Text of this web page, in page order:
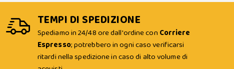
TEMPI DI SPEDIZIONE
Spediamo in 24/48 ore dall'ordine con Corriere
Espresso; potrebbero in ogni caso verificarsi
ritardi nella spedizione in caso di alto volume di